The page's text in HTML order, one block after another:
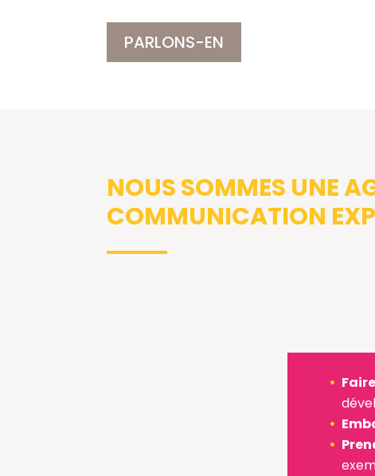
PARLONS-EN
NOUS SOMMES UNE
COMMUNICATION